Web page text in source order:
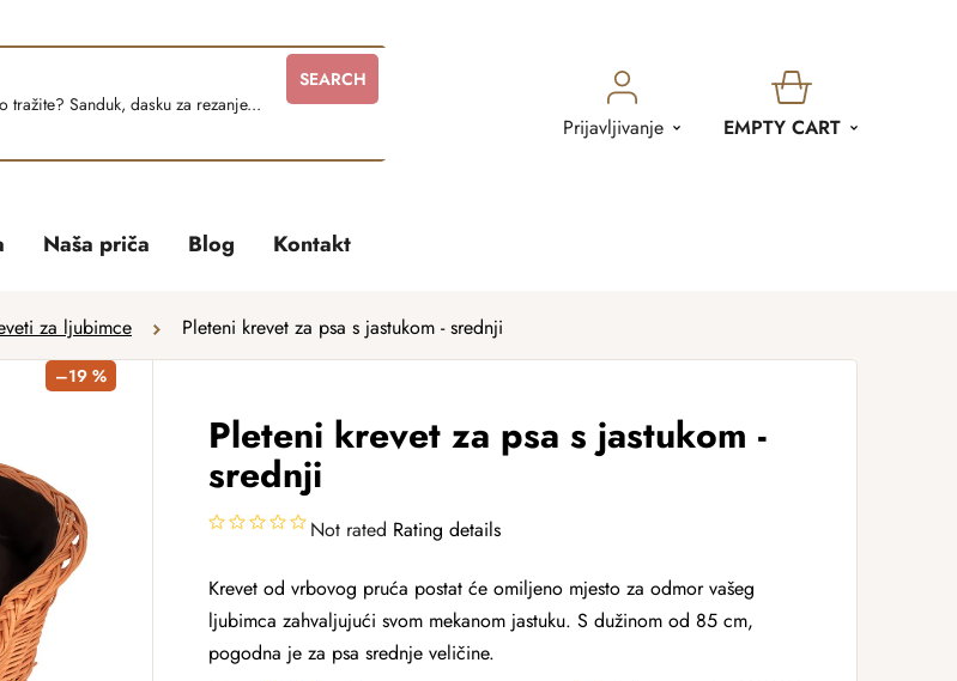
SEARCH
Prijavljivanje
SHOPPING
EMPTY CART
Naša priča Blog Kontakt
za ljubimce Pleteni krevet za psa s jastukom - srednji
Pleteni krevet za psa s jastukom -
srednji
Not rated Rating details
Krevet od vrbovog pruća postat će omiljeno mjesto za odmor vašeg
ljubimca zahvaljujući svom mekanom jastuku. S dužinom od 85 cm,
pogodna je za psa srednje veličine.
–19 %